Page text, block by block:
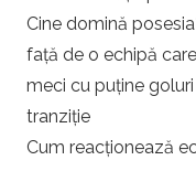
Cine domină
față de o echipă
meci cu puține
tranziție
Cum reacționează